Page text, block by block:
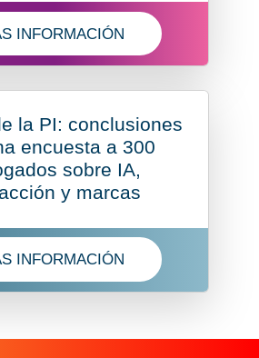
INFORMACIÓN
MÁS INFORMACIÓN
la PI: conclusiones
encuesta a 300
sobre IA,
y marcas
INFORMACIÓN
MÁS INFORMACIÓN